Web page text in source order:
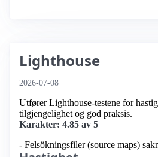
Lighthouse
2026-07-08
Utfører Lighthouse-testene for
tilgjengelighet og god praksis.
Karakter: 4.85 av 5
- Felsökningsfiler (source maps)